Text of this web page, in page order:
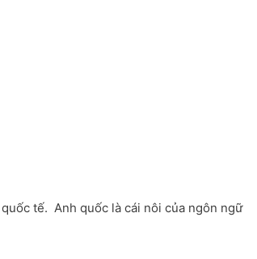
tế. Anh quốc là cái nôi của ngôn ngữ